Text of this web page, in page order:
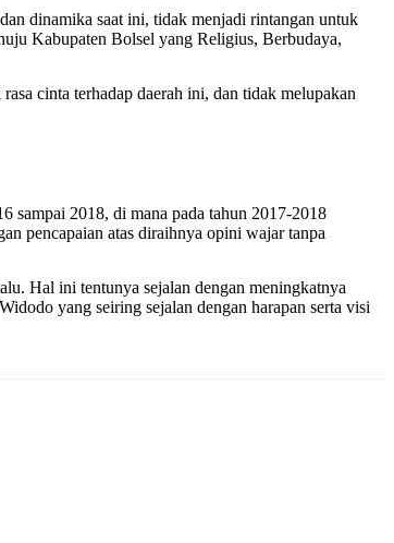
dinamika saat ini, tidak menjadi rintangan untuk
Kabupaten Bolsel yang Religius, Berbudaya,
cinta terhadap daerah ini, dan tidak melupakan
sampai 2018, di mana pada tahun 2017-2018
pencapaian atas diraihnya opini wajar tanpa
Hal ini tentunya sejalan dengan meningkatnya
yang seiring sejalan dengan harapan serta visi